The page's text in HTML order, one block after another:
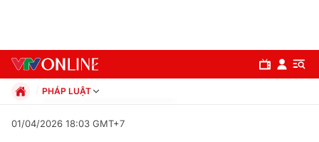
PHÁP LUẬT
Xã hội
01/04/2026 18:03 GMT+7